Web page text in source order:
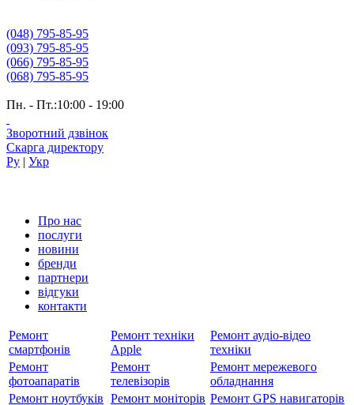
(048) 795-85-95
(093) 795-85-95
(066) 795-85-95
(068) 795-85-95
Пн. - Пт.:10:00 - 19:00
Зворотний дзвінок
Скарга директору
Ру | Укр
Про нас
послуги
новини
бренди
партнери
вiдгуки
контакти
Ремонт
смартфонів
Ремонт техніки
Apple
Ремонт аудіо-відео
техніки
Ремонт
фотоапаратів
Ремонт
телевізорів
Ремонт мережевого
обладнання
Ремонт ноутбуків Ремонт моніторів Ремонт GPS навигаторів